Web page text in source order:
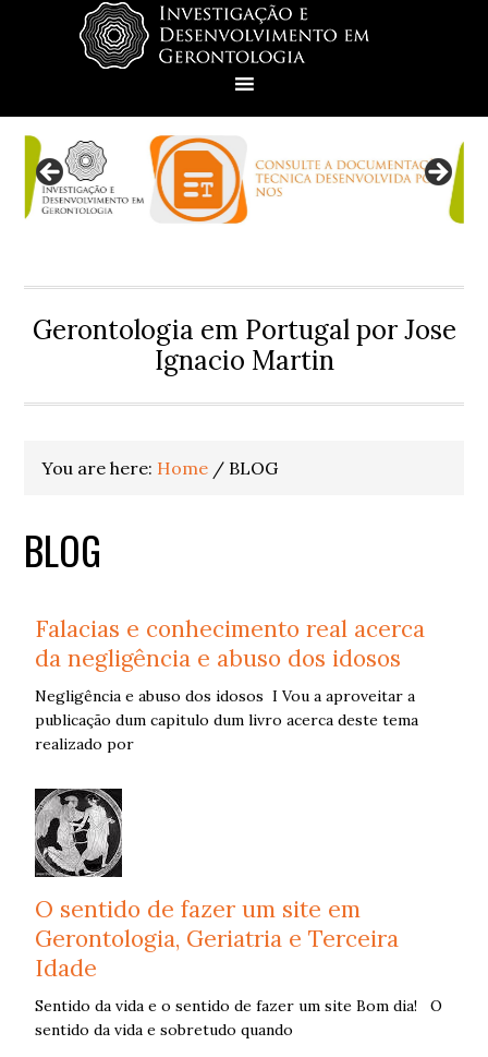
Gerontologia em Portugal por Jose
Ignacio Martin
You are here: Home / BLOG
BLOG
Falacias e conhecimento real acerca
da negligência e abuso dos idosos
Negligência e abuso dos idosos I Vou a aproveitar a
publicação dum capitulo dum livro acerca deste tema
realizado por
O sentido de fazer um site em
Gerontologia, Geriatria e Terceira
Idade
Sentido da vida e o sentido de fazer um site Bom dia! O
sentido da vida e sobretudo quando